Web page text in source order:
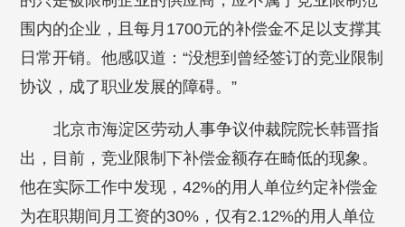
围内的企业，且每月1700元的补偿金不足以支撑其
日常开销。他感叹道：“没想到曾经签订的竞业限制
协议，成了职业发展的障碍。”
北京市海淀区劳动人事争议仲裁院院长韩晋指
出，目前，竞业限制下补偿金额存在畸低的现象。
他在实际工作中发现，42%的用人单位约定补偿金
为在职期间月工资的30%，仅有2.12%的用人单位